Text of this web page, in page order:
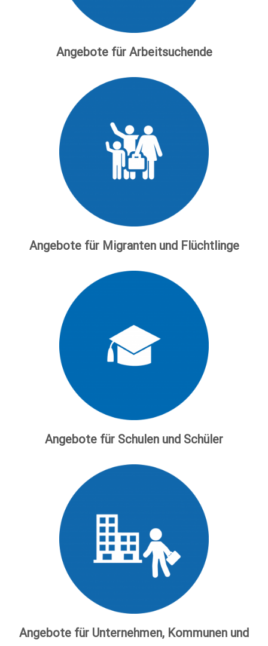
Angebote für Arbeitsuchende
Angebote für Migranten und Flüchtlinge
Angebote für Schulen und Schüler
Angebote für Unternehmen, Kommunen und